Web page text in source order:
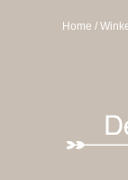
Home /